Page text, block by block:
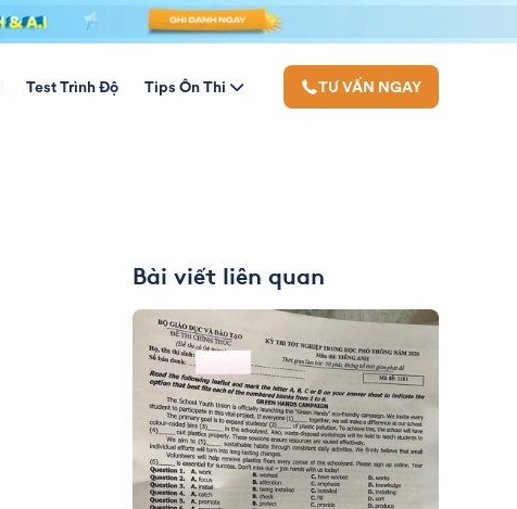
Test Trình Độ Tips Ôn Thi TƯ VẤN NGAY
Bài viết liên quan